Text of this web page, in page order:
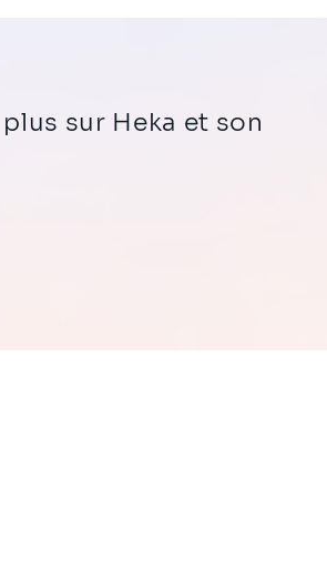
sur Heka et son